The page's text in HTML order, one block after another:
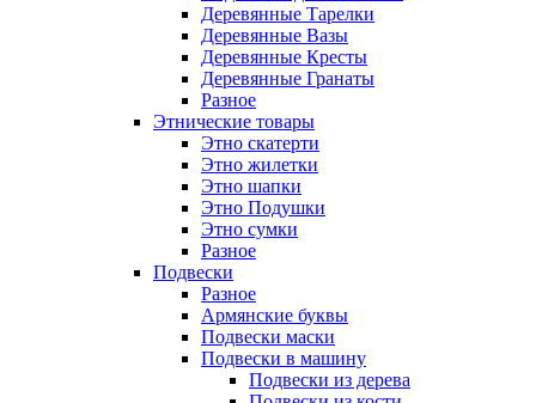
Деревянные Тарелки
Деревянные Вазы
Деревянные Кресты
Деревянные Гранаты
Разное
Этнические товары
Этно скатерти
Этно жилетки
Этно шапки
Этно Подушки
Этно сумки
Разное
Подвески
Разное
Армянские буквы
Подвески маски
Подвески в машину
Подвески из дерева